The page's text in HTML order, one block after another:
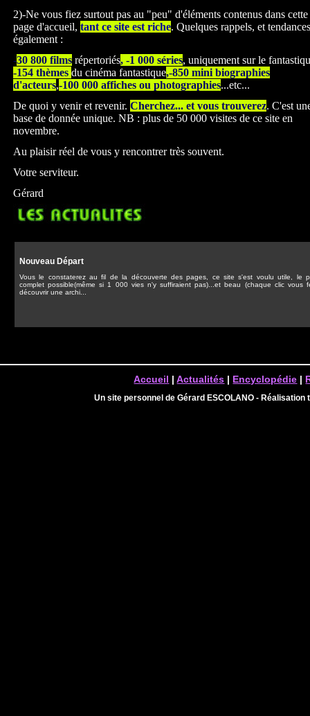
2)-Ne vous fiez surtout pas au "peu" d'éléments contenus dans cette
page d'accueil, tant ce site est riche. Quelques rappels, et tendances
également :
-30 800 films répertoriés, -1 000 séries, uniquement sur le
-154 thèmes du cinéma fantastique,-850 mini biographies
d'acteurs,-100 000 affiches ou photographies...etc...
De quoi y venir et revenir. Cherchez... et vous trouverez. C'est
base de donnée unique. NB : plus de 50 000 visites de ce site en
novembre.
Au plaisir réel de vous y rencontrer très souvent.
Votre serviteur.
Gérard
Nouveau Départ
Vous le constaterez au fil de la découverte des pages, ce site s'est voulu utile, le
complet possible(même si 1 000 vies n'y suffiraient pas)...et beau (chaque clic vous
découvrir une archi...
Accueil |Actualités | Encyclopédie |
Un site personnel de Gérard ESCOLANO -